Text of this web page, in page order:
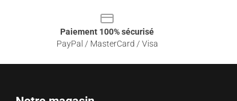
Paiement 100% sécurisé
PayPal / MasterCard / Visa